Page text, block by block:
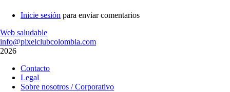
Inicie sesión para enviar comentarios
Web saludable
info@pixelclubcolombia.com
2026
Menú
Contacto
Legal
Sobre nosotros / Corporativo